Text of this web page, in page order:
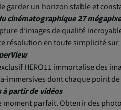
garder un horizon stable et
cinématographique 27
d’images de qualité
résolution en toute simplicité sur
HERO11 immortalise des
immersives dont chaque point
partir de vidéos
moment parfait. Obtenir des